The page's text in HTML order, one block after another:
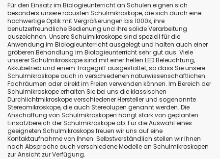
Für den Einsatz im Biologieunterricht an Schulen eignen sich
besonders unsere robusten Schulmikroskope, die sich durch eine
hochwertige Optik mit Vergrößerungen bis 1000x, ihre
benutzerfreundliche Bedienung und ihre solide Verarbeitung
auszeichnen. Unsere Schulmikroskope sind speziell für die
Anwendung im Biologieunterricht ausgelegt und halten auch einer
gröberen Behandlung im Biologieunterricht sehr gut aus. Viele
unserer Schulmikroskope sind mit einer hellen LED Beleuchtung,
Akkubetrieb und einem Tragegriff ausgestattet, so dass Sie unsere
Schulmikroskope auch in verschiedenen naturwissenschaftlichen
Fachräumen oder direkt im Freien verwenden können. Im Bereich der
Schulmikroskope erhalten Sie bei uns die klassischen
Durchlichtmikroskope verschiedener Hersteller und sogenannte
Stereomikroskope, die auch Stereolupen genannt werden. Die
Anschaffung von Schulmikroskopen hängt stark von geplanten
Einsatzbereich der Schulmikroskope ab. Für die Auswahl eines
geeigneten Schulmikroskops freuen wir uns auf eine
Kontaktaufnahme von Ihnen. Selbstverständlich stellen wir Ihnen
nach Absprache auch verschiedene Modelle an Schulmikroskopen
zur Ansicht zur Verfügung.